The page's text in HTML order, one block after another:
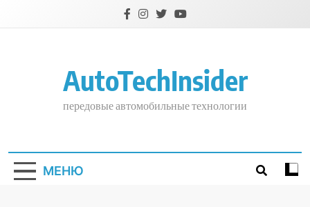
AutoTechInsider
передовые автомобильные технологии
МЕНЮ